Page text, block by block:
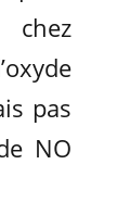
chez
pas
NO